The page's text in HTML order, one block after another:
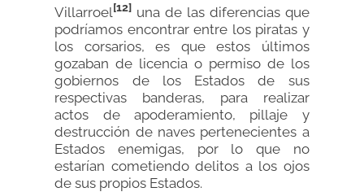
Villarroel[12] una de las diferencias que
podríamos encontrar entre los piratas y
los corsarios, es que estos últimos
gozaban de licencia o permiso de los
gobiernos de los Estados de sus
respectivas banderas, para realizar
actos de apoderamiento, pillaje y
destrucción de naves pertenecientes a
Estados enemigas, por lo que no
estarían cometiendo delitos a los ojos
de sus propios Estados.